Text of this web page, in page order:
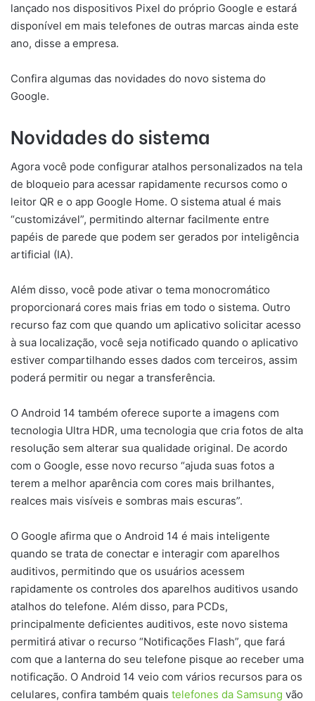
lançado nos dispositivos Pixel do próprio Google e estará
disponível em mais telefones de outras marcas ainda este
ano, disse a empresa.
Confira algumas das novidades do novo sistema do
Google.
Novidades do sistema
Agora você pode configurar atalhos personalizados na tela
de bloqueio para acessar rapidamente recursos como o
leitor QR e o app Google Home. O sistema atual é mais
“customizável”, permitindo alternar facilmente entre
papéis de parede que podem ser gerados por inteligência
artificial (IA).
Além disso, você pode ativar o tema monocromático
proporcionará cores mais frias em todo o sistema. Outro
recurso faz com que quando um aplicativo solicitar acesso
à sua localização, você seja notificado quando o aplicativo
estiver compartilhando esses dados com terceiros, assim
poderá permitir ou negar a transferência.
O Android 14 também oferece suporte a imagens com
tecnologia Ultra HDR, uma tecnologia que cria fotos de alta
resolução sem alterar sua qualidade original. De acordo
com o Google, esse novo recurso “ajuda suas fotos a
terem a melhor aparência com cores mais brilhantes,
realces mais visíveis e sombras mais escuras”.
O Google afirma que o Android 14 é mais inteligente
quando se trata de conectar e interagir com aparelhos
auditivos, permitindo que os usuários acessem
rapidamente os controles dos aparelhos auditivos usando
atalhos do telefone. Além disso, para PCDs,
principalmente deficientes auditivos, este novo sistema
permitirá ativar o recurso “Notificações Flash”, que fará
com que a lanterna do seu telefone pisque ao receber uma
notificação. O Android 14 veio com vários recursos para os
celulares, confira também quais telefones da Samsung vão